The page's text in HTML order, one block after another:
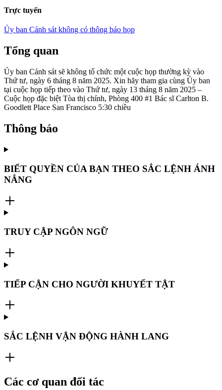
Trực tuyến
Ủy ban Cảnh sát không có thông báo họp
Tổng quan
Ủy ban Cảnh sát sẽ không tổ chức một cuộc họp thường kỳ vào
Thứ tư, ngày 6 tháng 8 năm 2025. Xin hãy tham gia cùng Ủy ban
tại cuộc họp tiếp theo vào Thứ tư, ngày 13 tháng 8 năm 2025 –
Cuộc họp đặc biệt Tòa thị chính, Phòng 400 #1 Bác sĩ Carlton B.
Goodlett Place San Francisco 5:30 chiều
Thông báo
BIẾT QUYỀN CỦA BẠN THEO SẮC LỆNH ÁNH
NẮNG
TRUY CẬP NGÔN NGỮ
TIẾP CẬN CHO NGƯỜI KHUYẾT TẬT
SẮC LỆNH VẬN ĐỘNG HÀNH LANG
Các cơ quan đối tác